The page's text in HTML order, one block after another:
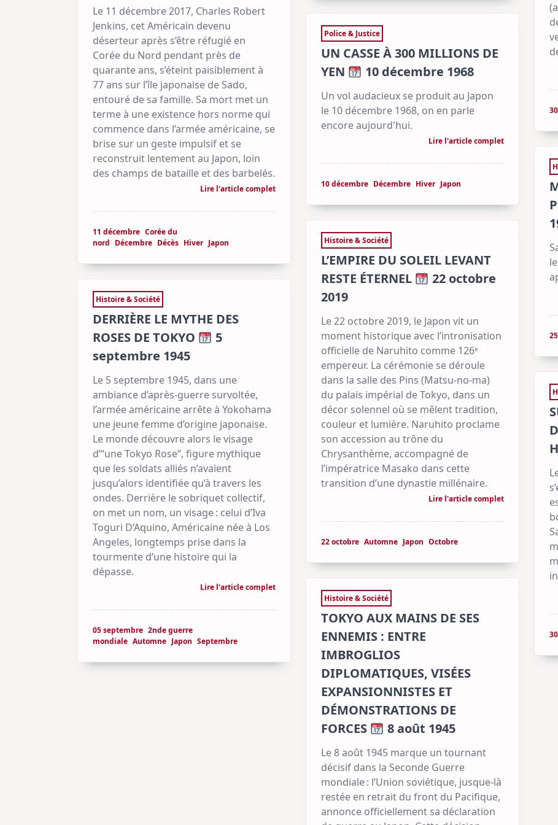
Le 11 décembre 2017, Charles Robert
Jenkins, cet Américain devenu
déserteur après s’être réfugié en
Corée du Nord pendant près de
quarante ans, s’éteint paisiblement à
77 ans sur l’île japonaise de Sado,
entouré de sa famille. Sa mort met un
terme à une existence hors norme qui
commence dans l’armée américaine, se
brise sur un geste impulsif et se
reconstruit lentement au Japon, loin
des champs de bataille et des barbelés.
Lire l'article complet
11 décembre Corée du
nord Décembre Décès Hiver Japon
Police & Justice
UN CASSE À 300 MILLIONS DE
YEN
10 décembre 1968
Un vol audacieux se produit au Japon
le 10 décembre 1968, on en parle
encore aujourd'hui.
Lire l'article complet
10 décembre Décembre Hiver Japon
Histoire & Société
L’EMPIRE DU SOLEIL LEVANT
RESTE ÉTERNEL
22 octobre
2019
Le 22 octobre 2019, le Japon vit un
moment historique avec l’intronisation
officielle de Naruhito comme 126ᵉ
empereur. La cérémonie se déroule
dans la salle des Pins (Matsu-no-ma)
du palais impérial de Tokyo, dans un
décor solennel où se mêlent tradition,
couleur et lumière. Naruhito proclame
son accession au trône du
Chrysanthème, accompagné de
l’impératrice Masako dans cette
transition d’une dynastie millénaire.
Lire l'article complet
22 octobre Automne Japon Octobre
Histoire & Société
DERRIÈRE LE MYTHE DES
ROSES DE TOKYO
5
septembre 1945
Le 5 septembre 1945, dans une
ambiance d’après-guerre survoltée,
l’armée américaine arrête à Yokohama
une jeune femme d’origine japonaise.
Le monde découvre alors le visage
d’“une Tokyo Rose”, figure mythique
que les soldats alliés n’avaient
jusqu’alors identifiée qu’à travers les
ondes. Derrière le sobriquet collectif,
on met un nom, un visage : celui d’Iva
Toguri D’Aquino, Américaine née à Los
Angeles, longtemps prise dans la
tourmente d’une histoire qui la
dépasse.
Lire l'article complet
05 septembre 2nde guerre
mondiale Automne Japon Septembre
Histoire & Société
TOKYO AUX MAINS DE SES
ENNEMIS : ENTRE
IMBROGLIOS
DIPLOMATIQUES, VISÉES
EXPANSIONNISTES ET
DÉMONSTRATIONS DE
FORCES
8 août 1945
Le 8 août 1945 marque un tournant
décisif dans la Seconde Guerre
mondiale : l’Union soviétique, jusque-là
restée en retrait du front du Pacifique,
annonce officiellement sa déclaration